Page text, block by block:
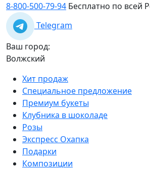
8-800-500-79-94 Бесплатно по всей
Telegram
Ваш город:
Волжский
Хит продаж
Специальное предложение
Премиум букеты
Клубника в шоколаде
Розы
Экспресс Охапка
Подарки
Композиции